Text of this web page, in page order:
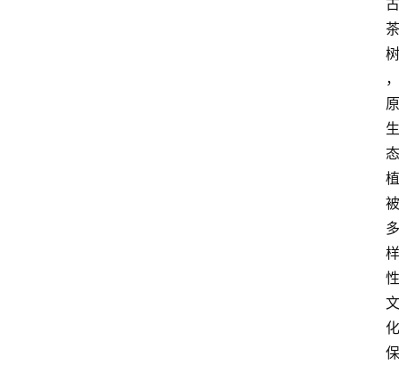
古
茶
树
，
原
生
态
植
被
多
样
性
文
化
保